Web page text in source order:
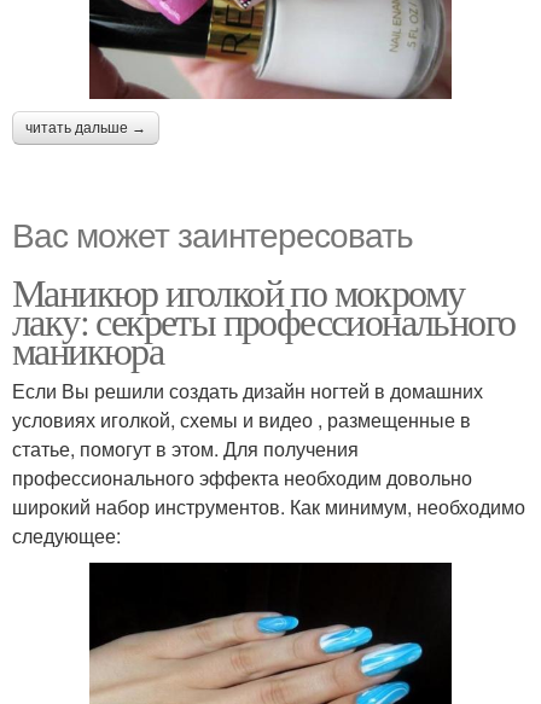
читать дальше →
Вас может заинтересовать
Маникюр иголкой по мокрому
лаку: секреты профессионального
маникюра
Если Вы решили создать дизайн ногтей в домашних
условиях иголкой, схемы и видео , размещенные в
статье, помогут в этом. Для получения
профессионального эффекта необходим довольно
широкий набор инструментов. Как минимум, необходимо
следующее: